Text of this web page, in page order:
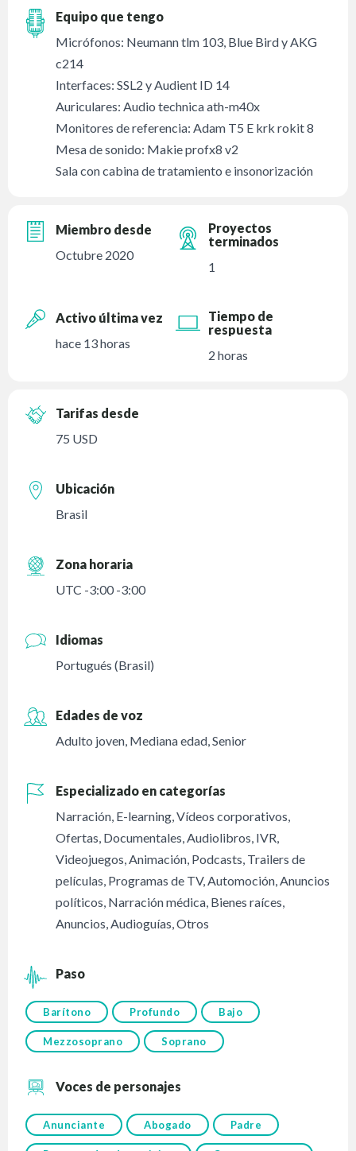
Equipo que tengo
Micrófonos: Neumann tlm 103, Blue Bird y AKG
c214
Interfaces: SSL2 y Audient ID 14
Auriculares: Audio technica ath-m40x
Monitores de referencia: Adam T5 E krk rokit 8
Mesa de sonido: Makie profx8 v2
Sala con cabina de tratamiento e insonorización
Miembro desde
Octubre 2020
Proyectos
terminados
1
Activo última vez
hace 13 horas
Tiempo de
respuesta
2 horas
Tarifas desde
75 USD
Ubicación
Brasil
Zona horaria
UTC -3:00 -3:00
Idiomas
Portugués (Brasil)
Edades de voz
Adulto joven, Mediana edad,Senior
Especializado en categorías
Narración, E-learning,Vídeos corporativos,
Ofertas, Documentales,Audiolibros, IVR,
Videojuegos,Animación, Podcasts, Trailers de
películas, Programas de TV,Automoción,Anuncios
políticos, Narración médica, Bienes raíces,
Anuncios,Audioguías,Otros
Paso
Barítono Profundo Bajo
Mezzosoprano Soprano
Voces de personajes
Anunciante Abogado Padre